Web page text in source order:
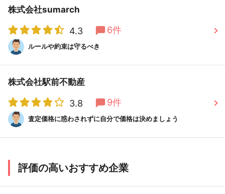
株式会社sumarch
4.3 6件
ルールや約束は守るべき
株式会社駅前不動産
3.8 9件
査定価格に惑わされずに自分で価格は決めましょう
評価の高いおすすめ企業